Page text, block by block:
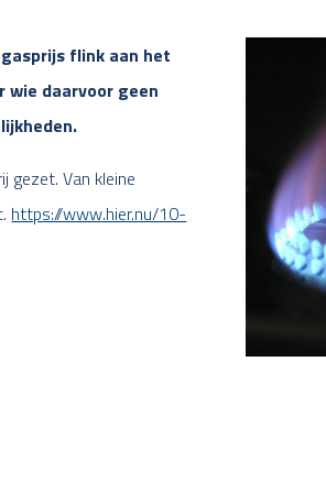
flink aan het
wie daarvoor geen
gezet. Van kleine
https://www.hier.nu/10-